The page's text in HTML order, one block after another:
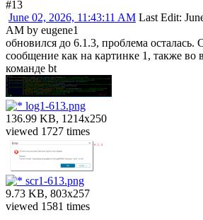
#13
June 02, 2026, 11:43:11 AM Last Edit:
AM by eugene1
обновился до 6.1.3, проблема осталась.
сообщение как на картинке 1, также
команде bt
log1-613.png
136.99 KB, 1214x250
viewed 1727 times
scr1-613.png
9.73 KB, 803x257
viewed 1581 times